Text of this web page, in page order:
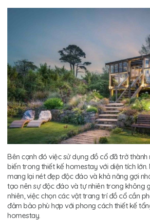
Bên cạnh đó việc sử dụng đồ cổ đã trở thành
biến trong thiết kế homestay với diện tích
mang lại nét đẹp độc đáo và khả năng gợi
tạo nên sự độc đáo và tự nhiên trong không
nhiên, việc chọn các vật trang trí đồ cổ cần
đảm bảo phù hợp với phong cách thiết kế
homestay.